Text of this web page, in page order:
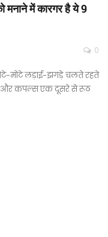
मनाने में कारगर है ये 9
0
मोटे लड़ाई-झगड़े चलते रहते
और कपल्स एक दूसरे से रूठ